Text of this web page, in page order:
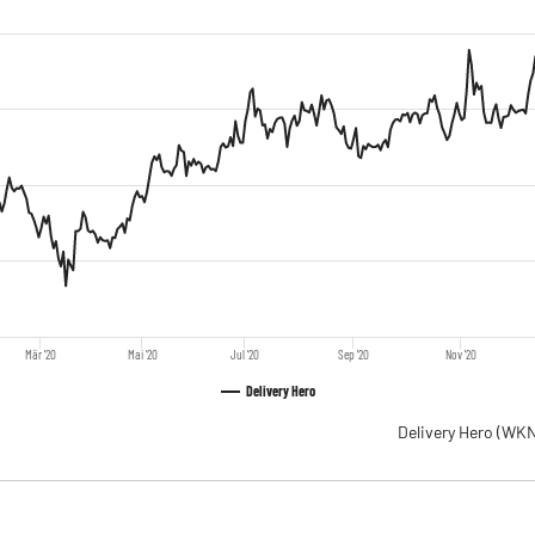
Delivery Hero
Mär '20 Mai '20 Jul '20 Sep '20 Nov '20
Delivery Hero